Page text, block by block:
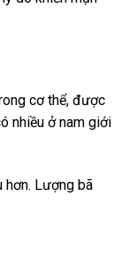
cơ thể, được
nhiều ở nam giới
hơn. Lượng bã